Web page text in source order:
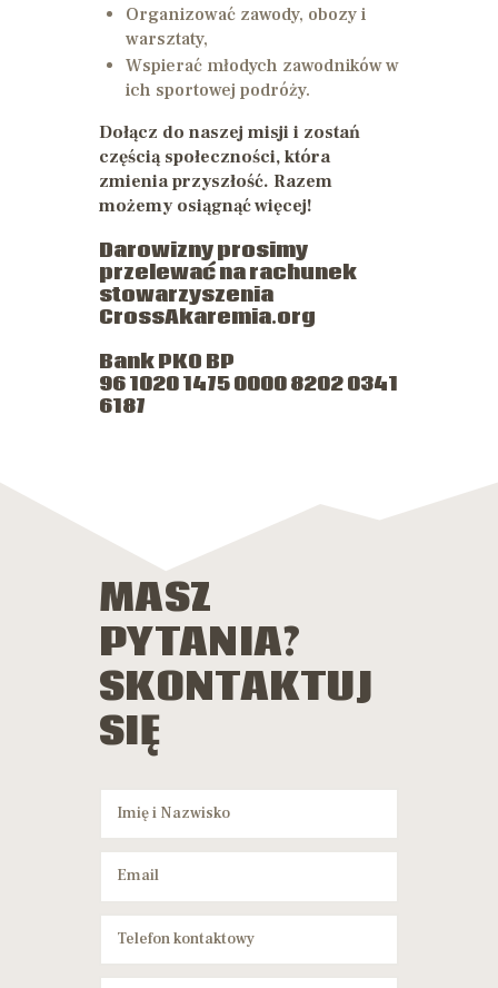
Organizować zawody, obozy i
warsztaty,
Wspierać młodych zawodników w
ich sportowej podróży.
Dołącz do naszej misji i zostań
częścią społeczności, która
zmienia przyszłość. Razem
możemy osiągnąć więcej!
Darowizny prosimy
przelewać na rachunek
stowarzyszenia
CrossAkaremia.org
Bank PKO BP
96 1020 1475 0000 8202 0341
6187
MASZ
PYTANIA?
SKONTAKTUJ
SIĘ